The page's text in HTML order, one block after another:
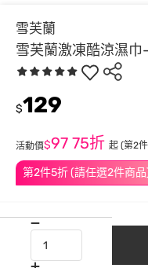
雪芙蘭
雪芙蘭激凍酷涼濕
第2件5折 (請任選2件商品
$129
活動價$97 75折 起 (第2